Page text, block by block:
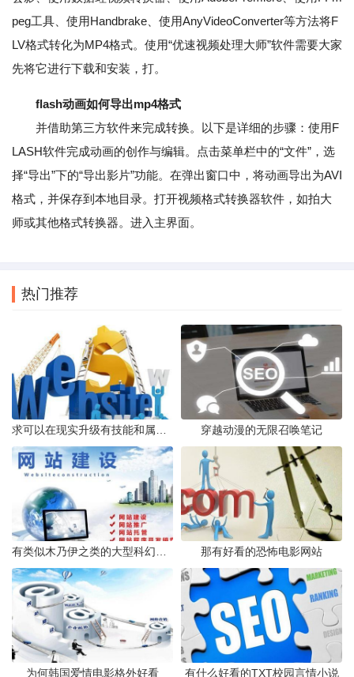
peg工具、使用Handbrake、使用AnyVideoConverter等方法将F
LV格式转化为MP4格式。使用“优速视频处理大师”软件需要大家
先将它进行下载和安装，打。
flash动画如何导出mp4格式
并借助第三方软件来完成转换。以下是详细的步骤：使用F
LASH软件完成动画的创作与编辑。点击菜单栏中的“文件”，选
择“导出”下的“导出影片”功能。在弹出窗口中，将动画导出为AVI
格式，并保存到本地目录。打开视频格式转换器软件，如拍大
师或其他格式转换器。进入主界面。
热门推荐
穿越动漫的无限召唤笔记
那有好看的恐怖电影网站
为何韩国爱情电影格外好看 有什么好看的TXT校园言情小说